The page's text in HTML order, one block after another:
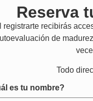
Reserva
registrarte recibirás
de
Todo
es tu nombre?